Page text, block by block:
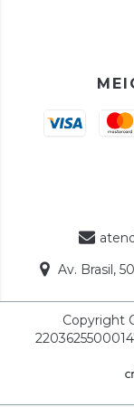
Av. Brasil,
Copyright